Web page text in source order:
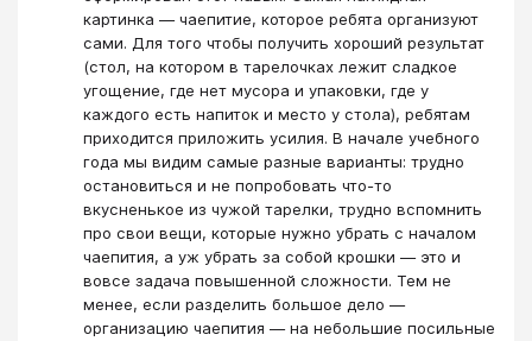
картинка — чаепитие, которое ребята организуют
сами. Для того чтобы получить хороший результат
(стол, на котором в тарелочках лежит сладкое
угощение, где нет мусора и упаковки, где у
каждого есть напиток и место у стола), ребятам
приходится приложить усилия. В начале учебного
года мы видим самые разные варианты: трудно
остановиться и не попробовать что-то
вкусненькое из чужой тарелки, трудно вспомнить
про свои вещи, которые нужно убрать с началом
чаепития, а уж убрать за собой крошки — это и
вовсе задача повышенной сложности. Тем не
менее, если разделить большое дело —
организацию чаепития — на небольшие посильные